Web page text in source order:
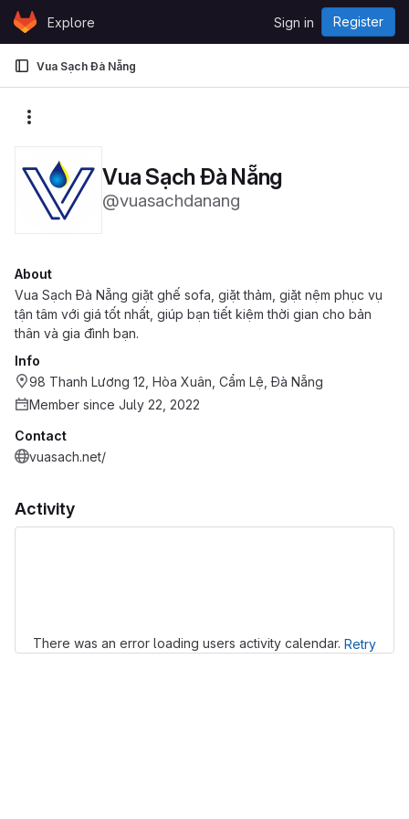
Skip to content
GitLabExplore Sign in Register
Vua Sạch Đà Nẵng
Vua Sạch Đà Nẵng
@vuasachdanang
Activity
There was an error loading users activity calendar. Retry
About
Vua Sạch Đà Nẵng giặt ghế sofa, giặt thảm, giặt nệm phục vụ
tận tâm với giá tốt nhất, giúp bạn tiết kiệm thời gian cho bản
thân và gia đình bạn.
Info
98 Thanh Lương 12, Hòa Xuân, Cẩm Lệ, Đà Nẵng
Member since July 22, 2022
Contact
vuasach.net/